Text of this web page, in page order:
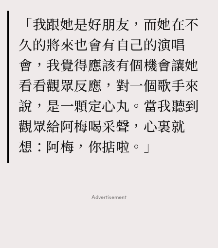
「我跟她是好朋友，而她在不
久的將來也會有自己的演唱
會，我覺得應該有個機會讓她
看看觀眾反應，對一個歌手來
說，是一顆定心丸。當我聽到
觀眾給阿梅喝采聲，心裏就
想：阿梅，你掂啦。」
Advertisement